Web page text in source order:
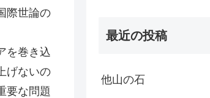
際世論の
を巻き込
げないの
要な問題
最近の投稿
他山の石